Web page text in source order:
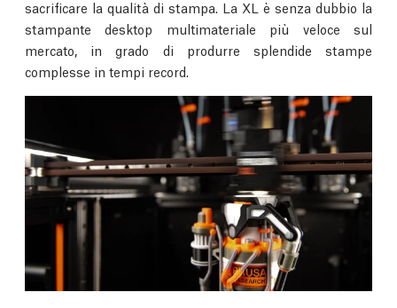
sacrificare la qualità di stampa. La XL è senza dubbio la
stampante desktop multimateriale più veloce sul
mercato, in grado di produrre splendide stampe
complesse in tempi record.